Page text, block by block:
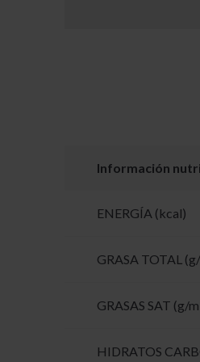
Información
ENERGÍA (kcal)
GRASA TOTAL
GRASAS SAT (g/
HIDRATOS